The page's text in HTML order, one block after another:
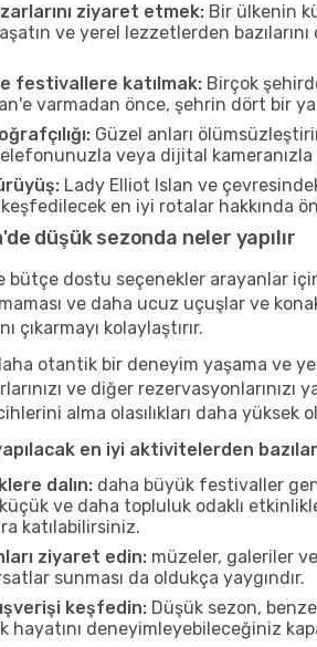
ziyaret etmek: Bir ülkenin
ve yerel lezzetlerden
festivallere katılmak: Birçok
varmadan önce, şehrin dört bir
Güzel anları
veya dijital
Lady Elliot Islan ve
en iyi rotalar hakkında
düşük sezonda neler yapılır
bütçe dostu seçenekler arayanlar
ve daha ucuz uçuşlar ve
çıkarmayı kolaylaştırır.
otantik bir deneyim yaşama ve
ve diğer
alma olasılıkları daha
en iyi aktivitelerden
dalın: daha büyük festivaller
ve daha topluluk odaklı
katılabilirsiniz.
ziyaret edin: müzeler, galeriler
sunması da oldukça yaygındır.
keşfedin: Düşük sezon,
hayatını deneyimleyebileceğiniz